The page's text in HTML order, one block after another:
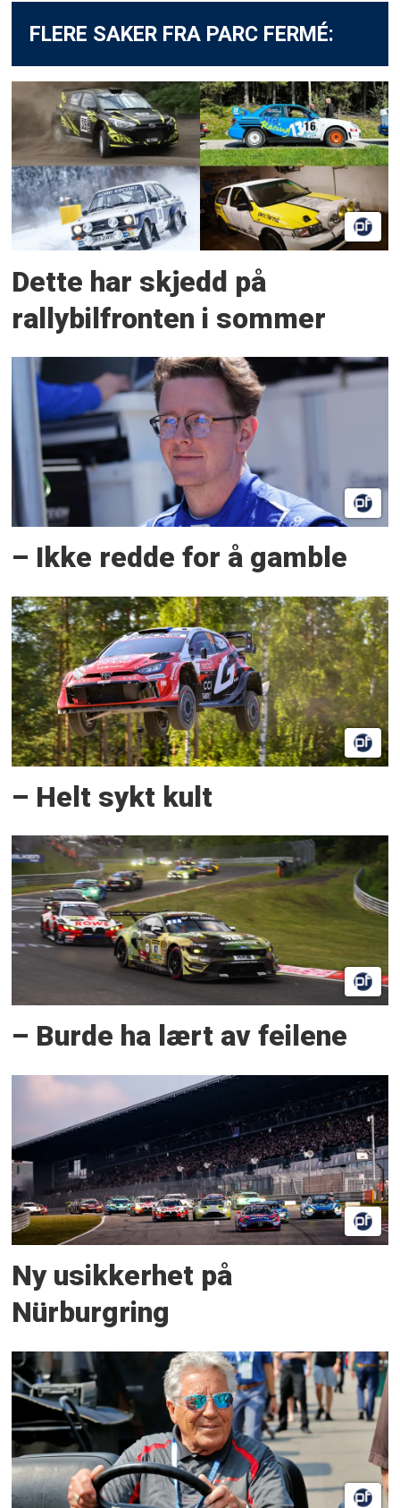
FLERE SAKER FRA PARC FERMÉ:
Dette har skjedd på
rallybilfronten i sommer
– Ikke redde for å gamble
– Helt sykt kult
– Burde ha lært av feilene
Ny usikkerhet på
Nürburgring